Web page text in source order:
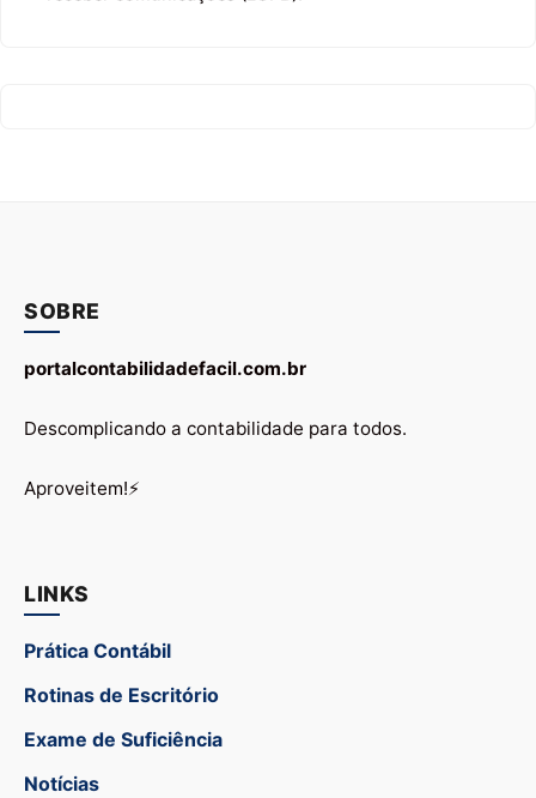
SOBRE
portalcontabilidadefacil.com.br
Descomplicando a contabilidade para todos.
Aproveitem!⚡
LINKS
Prática Contábil
Rotinas de Escritório
Exame de Suficiência
Notícias